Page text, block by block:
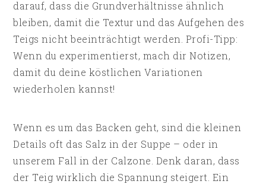
darauf, dass die Grundverhältnisse ähnlich
bleiben, damit die Textur und das Aufgehen des
Teigs nicht beeinträchtigt werden. Profi-Tipp:
Wenn du experimentierst, mach dir Notizen,
damit du deine köstlichen Variationen
wiederholen kannst!
Wenn es um das Backen geht, sind die kleinen
Details oft das Salz in der Suppe – oder in
unserem Fall in der Calzone. Denk daran, dass
der Teig wirklich die Spannung steigert. Ein